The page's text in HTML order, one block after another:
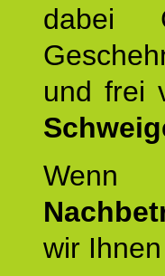
dabei
und frei
Wenn
wir